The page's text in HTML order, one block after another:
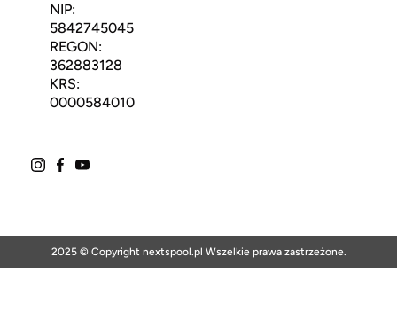
NIP:
5842745045
REGON:
362883128
KRS:
0000584010